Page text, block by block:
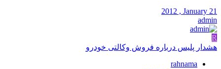
2012 , January 21
admin
R
هشدار پلیس درباره فروش وکالتی خودرو
rahnama